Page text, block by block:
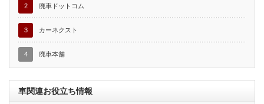
2 廃車ドットコム
3 カーネクスト
4 廃車本舗
車関連お役立ち情報